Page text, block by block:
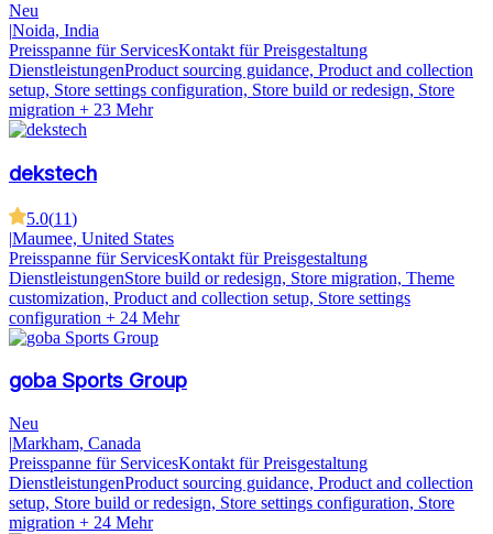
Neu
|Noida, India
Preisspanne für ServicesKontakt für Preisgestaltung
DienstleistungenProduct sourcing guidance, Product and collection
setup, Store settings configuration, Store build or redesign, Store
migration + 23 Mehr
dekstech
5.0(11)
|Maumee, United States
Preisspanne für ServicesKontakt für Preisgestaltung
DienstleistungenStore build or redesign, Store migration, Theme
customization, Product and collection setup, Store settings
configuration + 24 Mehr
goba Sports Group
Neu
|Markham, Canada
Preisspanne für ServicesKontakt für Preisgestaltung
DienstleistungenProduct sourcing guidance, Product and collection
setup, Store build or redesign, Store settings configuration, Store
migration + 24 Mehr